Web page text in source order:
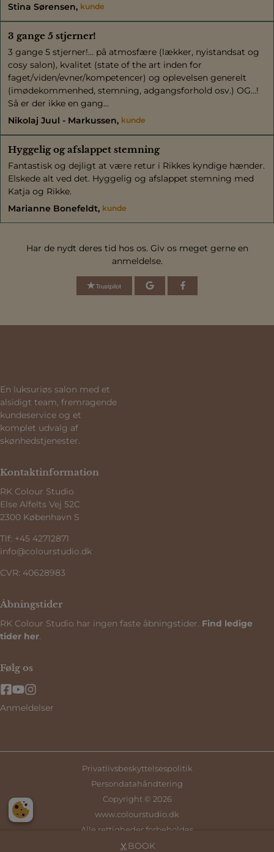
Stina Sørensen kunde
3 gange 5 stjerner!
3 gange 5 stjerner!… på atmosfære (lækker, nyistandsat og
cosy salon), kvalitet (state of the art inden for
faget/viden/evner/kompetencer) og oplevelsen generelt
(imødekommenhed, stemning, adgangsforhold osv.) OG…!
Så er der ikke en gang...
Nikolaj Juul - Markussen kunde
Hyggelig og afslappet stemning
Fantastisk og dejligt at være retur i Rikkes kyndige hænder.
Elskede alt ved det. Hyggelig og afslappet stemning med
Katja og Rikke.
Marianne Bonefeldt kunde
Har de nydt deres tid hos os. Giv os meget gerne en
anmeldelse.
En luksuriøs salon med et
alsidigt team, fremragende
kundeservice og et
komplet udvalg af
skønhedstjenester.
Kontaktinformation
RK Colour Studio
Else Alfelts Vej 52C
2300 København S
Tlf: +45 42712871
info@colourstudio.dk
CVR: 40628983
Åbningstider
RK Colour Studio har ingen faste åbningstider. Find ledige
tider her.
Følg os
Anmeldelser
Privatlivsbeskyttelsespolitik
Persondatahåndtering
Copyright © 2026
www.colourstudio.dk
Alle rettigheder forbeholdes
Hjemmeside afStandout
BOOK